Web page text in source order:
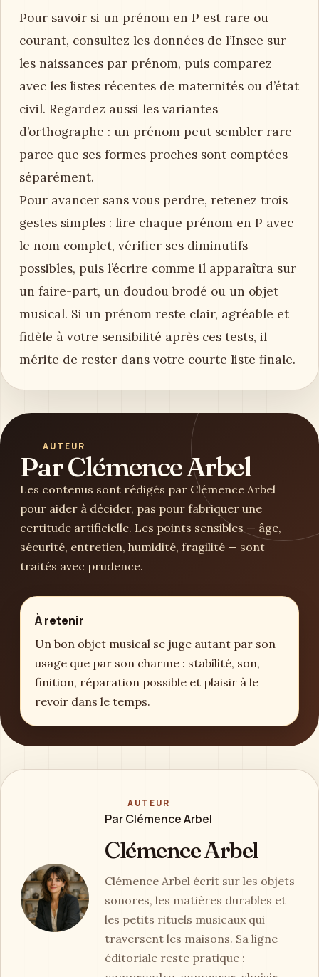
Pour savoir si un prénom en P est rare ou
courant, consultez les données de l’Insee sur
les naissances par prénom, puis comparez
avec les listes récentes de maternités ou d’état
civil. Regardez aussi les variantes
d’orthographe : un prénom peut sembler rare
parce que ses formes proches sont comptées
séparément.
Pour avancer sans vous perdre, retenez trois
gestes simples : lire chaque prénom en P avec
le nom complet, vérifier ses diminutifs
possibles, puis l’écrire comme il apparaîtra sur
un faire-part, un doudou brodé ou un objet
musical. Si un prénom reste clair, agréable et
fidèle à votre sensibilité après ces tests, il
mérite de rester dans votre courte liste finale.
AUTEUR
Par Clémence Arbel
Les contenus sont rédigés par Clémence Arbel
pour aider à décider, pas pour fabriquer une
certitude artificielle. Les points sensibles — âge,
sécurité, entretien, humidité, fragilité — sont
traités avec prudence.
À retenir
Un bon objet musical se juge autant par son
usage que par son charme : stabilité, son,
finition, réparation possible et plaisir à le
revoir dans le temps.
AUTEUR
Par Clémence Arbel
Clémence Arbel
Clémence Arbel écrit sur les objets
sonores, les matières durables et
les petits rituels musicaux qui
traversent les maisons. Sa ligne
éditoriale reste pratique :